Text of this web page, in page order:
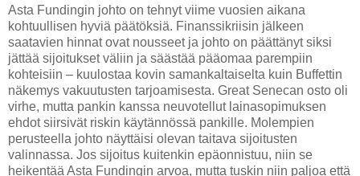
Asta Fundingin johto on tehnyt viime vuosien aikana
kohtuullisen hyviä päätöksiä. Finanssikriisin jälkeen
saatavien hinnat ovat nousseet ja johto on päättänyt siksi
jättää sijoitukset väliin ja säästää pääomaa parempiin
kohteisiin – kuulostaa kovin samankaltaiselta kuin Buffettin
näkemys vakuutusten tarjoamisesta. Great Senecan osto oli
virhe, mutta pankin kanssa neuvotellut lainasopimuksen
ehdot siirsivät riskin käytännössä pankille. Molempien
perusteella johto näyttäisi olevan taitava sijoitusten
valinnassa. Jos sijoitus kuitenkin epäonnistuu, niin se
heikentää Asta Fundingin arvoa, mutta tuskin niin paljoa että